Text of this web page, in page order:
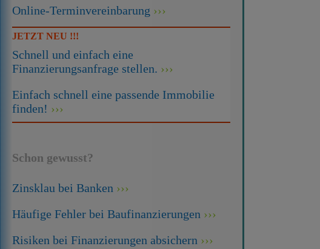
Online-Terminvereinbarung
JETZT NEU !!!
Schnell und einfach eine
Finanzierungsanfrage stellen.
Einfach schnell eine passende Immobilie
finden!
Schon gewusst?
Zinsklau bei Banken
Häufige Fehler bei Baufinanzierungen
Risiken bei Finanzierungen absichern